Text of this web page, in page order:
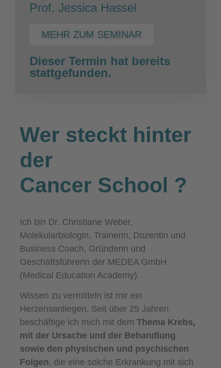
Prof. Jessica Hassel
MEHR ZUM SEMINAR
Dieser Termin hat bereits
stattgefunden.
Wer steckt hinter
der
Cancer School ?
Ich bin Dr. Christiane Weber,
Molekularbiologin, Trainerin, Dozentin und
Business Coach, Gründerin und
Geschäftsführerin der MEDEA GmbH
(Medical Education Academy).
Wissen zu vermitteln ist mir ein
Herzensanliegen. Seit über 25 Jahren
beschäftige ich mich mit dem Thema Krebs,
mit der Ursache und der Behandlung
sowie den physischen und psychischen
Folgen, die eine solche Erkrankung mit sich